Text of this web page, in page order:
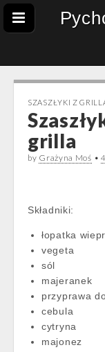
SZASZŁYKI Z
grilla
by Grażyna Moś •
Składniki:
łopatka
vegeta
sól
majeranek
przyprawa
cebula
cytryna
majonez